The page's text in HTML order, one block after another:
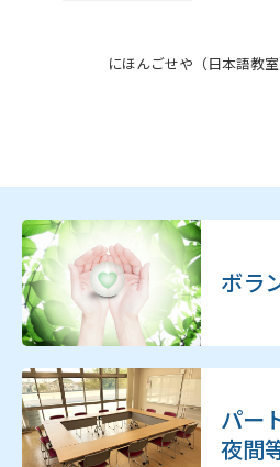
にほんごせや（日本語教室
ボラ
パー
夜間